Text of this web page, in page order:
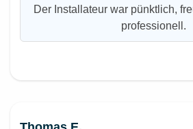
Der Installateur war pünktlich,
professionell.